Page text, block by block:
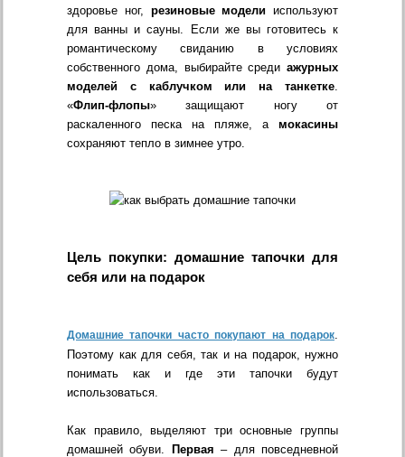
здоровье ног, резиновые модели используют
для ванны и сауны. Если же вы готовитесь к
романтическому свиданию в условиях
собственного дома, выбирайте среди ажурных
моделей с каблучком или на танкетке.
«Флип-флопы» защищают ногу от
раскаленного песка на пляже, а мокасины
сохраняют тепло в зимнее утро.
Цель покупки: домашние тапочки для
себя или на подарок
Домашние тапочки часто покупают на подарок.
Поэтому как для себя, так и на подарок, нужно
понимать как и где эти тапочки будут
использоваться.
Как правило, выделяют три основные группы
домашней обуви.
Первая– для повседневной